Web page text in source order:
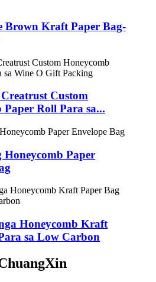
Brown Kraft Paper Bag-
Custom
Paper Roll Para sa...
Honeycomb Paper
Honeycomb Kraft
sa Low Carbon